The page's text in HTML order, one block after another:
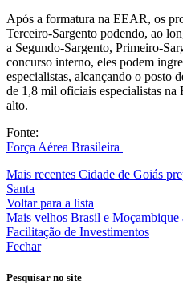
Após a formatura na EEAR, os
Terceiro-Sargento podendo, ao
a Segundo-Sargento, Primeiro-
concurso interno, eles podem
especialistas, alcançando o posto
de 1,8 mil oficiais especialistas
alto.
Fonte:
Força Aérea Brasileira
Mais recentes Cidade de Goiás
Santa
Voltar para a lista
Mais velhos Brasil e Moçambique
Facilitação de Investimentos
Fechar
Pesquisar no site